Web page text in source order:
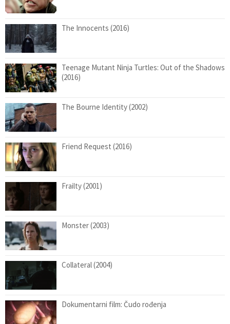
The Innocents (2016)
Teenage Mutant Ninja Turtles: Out of the Shadows
(2016)
The Bourne Identity (2002)
Friend Request (2016)
Frailty (2001)
Monster (2003)
Collateral (2004)
Dokumentarni film: Čudo rođenja